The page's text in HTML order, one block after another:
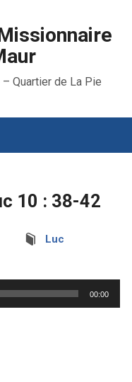
Quartier de La Pie
10 : 38-42
Luc
00:00